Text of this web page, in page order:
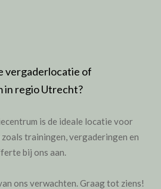
vergaderlocatie of
regio Utrecht?
is de ideale locatie voor
zoalstrainingen,vergaderingen en
bij ons aan.
ons verwachten. Graag tot ziens!